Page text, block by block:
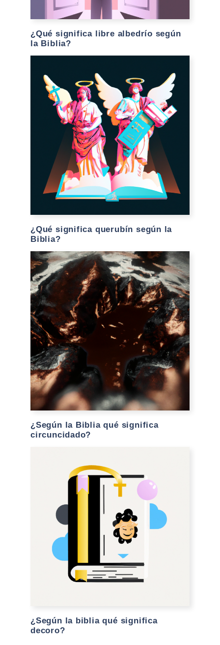
¿Qué significa libre albedrío según
la Biblia?
¿Qué significa querubín según la
Biblia?
¿Según la Biblia qué significa
circuncidado?
¿Según la biblia qué significa
decoro?